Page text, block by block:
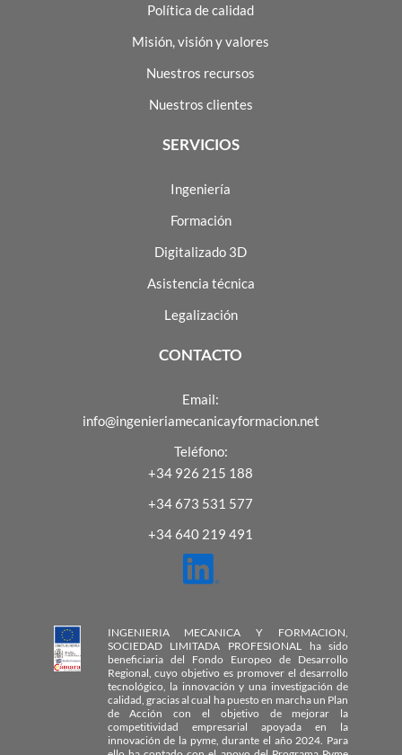
Política de calidad
Misión, visión y valores
Nuestros recursos
Nuestros clientes
SERVICIOS
Ingeniería
Formación
Digitalizado 3D
Asistencia técnica
Legalización
CONTACTO
Email:
info@ingenieriamecanicayformacion.net
Teléfono:
+34 926 215 188
+34 673 531 577
+34 640 219 491
INGENIERIA MECANICA Y FORMACION,
SOCIEDAD LIMITADA PROFESIONAL ha sido
beneficiaria del Fondo Europeo de Desarrollo
Regional, cuyo objetivo es promover el desarrollo
tecnológico, la innovación y una investigación de
calidad, gracias al cual ha puesto en marcha un Plan
de Acción con el objetivo de mejorar la
competitividad empresarial apoyada en la
innovación de la pyme, durante el año 2024. Para